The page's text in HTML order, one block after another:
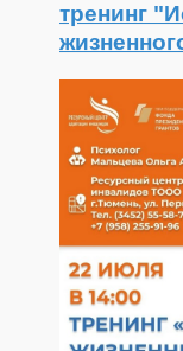
тренинг